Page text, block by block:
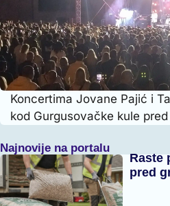
Koncertima Jovane Pajić i
kod Gurgusovačke kule
Najnovije na portalu
Raste
pred